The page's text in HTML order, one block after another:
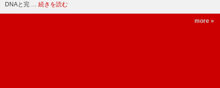
DNAと完 … 続きを読む
more »